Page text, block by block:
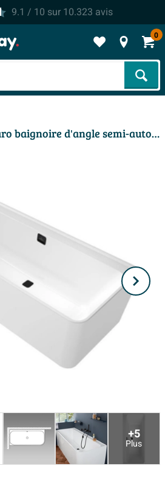
9.1 / 10 sur 10.323 avis
0
Villeroy & Boch Collaro baignoire d'angle semi-autoportante - 180x80cm - rectangulaire angle gauche trop-plein noir mat Acrylique Blanc Brillant
+5
Plus